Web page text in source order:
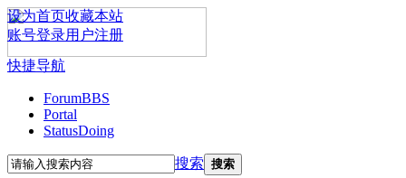
设为首页收藏本站
账号登录用户注册
快捷导航
ForumBBS
Portal
StatusDoing
搜索 搜索